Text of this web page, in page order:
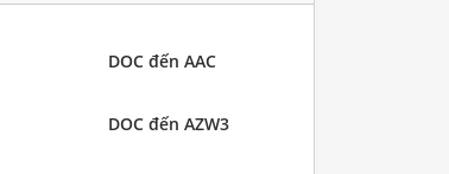
DOC đến AAC
DOC đến AZW3